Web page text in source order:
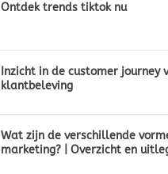
Ontdek trends tiktok nu
Inzicht in de customer journey
klantbeleving
Wat zijn de verschillende
marketing? | Overzicht en